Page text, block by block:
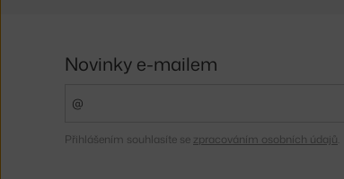
Novinky e-mailem
Přihlášením souhlasíte se zpracováním osobních údajů